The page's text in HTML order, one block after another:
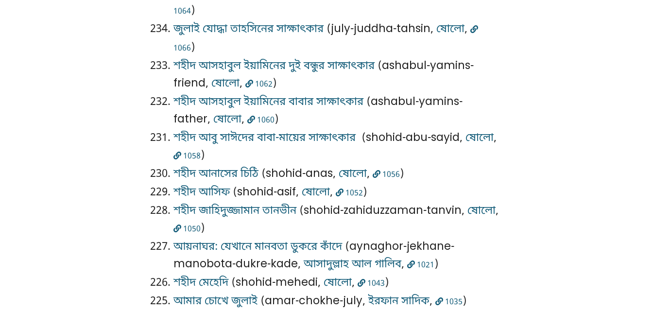
1064)
জুলাই যোদ্ধা তাহসিনের সাক্ষাৎকার(july-juddha-tahsin, ষোলো,
1066)
শহীদ আসহাবুল ইয়ামিনের দুই বন্ধুর সাক্ষাৎকার(ashabul-yamins-
friend, ষোলো, 1062)
শহীদ আসহাবুল ইয়ামিনের বাবার সাক্ষাৎকার(ashabul-yamins-
father, ষোলো, 1060)
শহীদ আবু সাঈদের বাবা-মায়ের সাক্ষাৎকার (shohid-abu-sayid, ষোলো,
1058)
শহীদ আনাসের চিঠি (shohid-anas, ষোলো, 1056)
শহীদ আসিফ(shohid-asif, ষোলো, 1052)
শহীদ জাহিদুজ্জামান তানভীন(shohid-zahiduzzaman-tanvin, ষোলো,
1050)
আয়নাঘর: যেখানে মানবতা ডুকরে কাঁদে(aynaghor-jekhane-
manobota-dukre-kade,আসাদুল্লাহ আল গালিব, 1021 )
শহীদ মেহেদি(shohid-mehedi, ষোলো, 1043)
আমার চোখে জুলাই (amar-chokhe-july,ইরফান সাদিক, 1035)